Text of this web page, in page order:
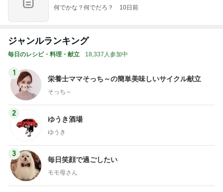
何でかな？何でだろ？ 10日前
ジャンルランキング
毎日のレシピ・料理・献立 18,337人参加中
1
栄養士ママそっち～の簡単美味しいサイクル献立
そっち～
2
ゆうき酒場
ゆうき
3
毎日笑顔で過ごしたい
モモ母さん